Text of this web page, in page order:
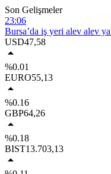
Son Gelişmeler
23:06
Bursa’da iş yeri alev alev
23:04
Elektrikli bisiklet ile
20:06
Elini spiral makinesine
17:07
Bursa’da tavuk çiftliğinde
USD47,58
%0.01
EURO55,13
%0.16
GBP64,26
%0.18
BIST13.703,13